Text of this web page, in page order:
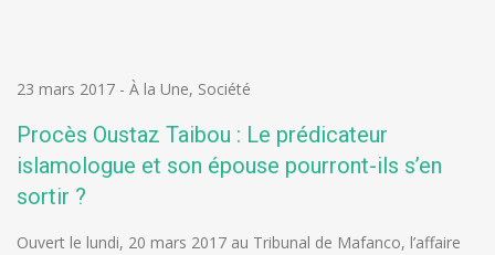
23 mars 2017 - À la Une, Société
Procès Oustaz Taibou : Le prédicateur
islamologue et son épouse pourront-ils s’en
sortir ?
Ouvert le lundi, 20 mars 2017 au Tribunal de Mafanco, l’affaire